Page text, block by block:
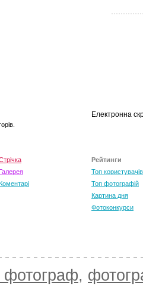
Електронна
Галерея
Рейтинги
Топ користувачів
Топ фотографій
Картина дня
Фотоконкурси
фотограф,